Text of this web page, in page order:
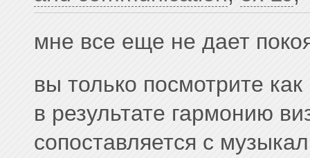
мне все еще не дает
вы только посмотрите
в результате гармонию
сопоставляется с